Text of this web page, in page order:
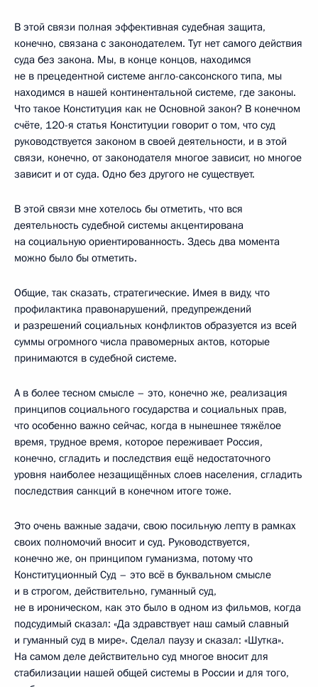
В этой связи полная эффективная судебная защита,
конечно, связана с законодателем. Тут нет самого действия
суда без закона. Мы, в конце концов, находимся
не в прецедентной системе англо-саксонского типа, мы
находимся в нашей континентальной системе, где законы.
Что такое Конституция как не Основной закон? В конечном
счёте, 120-я статья Конституции говорит о том, что суд
руководствуется законом в своей деятельности, и в этой
связи, конечно, от законодателя многое зависит, но многое
зависит и от суда. Одно без другого не существует.
В этой связи мне хотелось бы отметить, что вся
деятельность судебной системы акцентирована
на социальную ориентированность. Здесь два момента
можно было бы отметить.
Общие, так сказать, стратегические. Имея в виду, что
профилактика правонарушений, предупреждений
и разрешений социальных конфликтов образуется из всей
суммы огромного числа правомерных актов, которые
принимаются в судебной системе.
А в более тесном смысле – это, конечно же, реализация
принципов социального государства и социальных прав,
что особенно важно сейчас, когда в нынешнее тяжёлое
время, трудное время, которое переживает Россия,
конечно, сгладить и последствия ещё недостаточного
уровня наиболее незащищённых слоев населения, сгладить
последствия санкций в конечном итоге тоже.
Это очень важные задачи, свою посильную лепту в рамках
своих полномочий вносит и суд. Руководствуется,
конечно же, он принципом гуманизма, потому что
Конституционный Суд – это всё в буквальном смысле
и в строгом, действительно, гуманный суд,
не в ироническом, как это было в одном из фильмов, когда
подсудимый сказал: «Да здравствует наш самый славный
и гуманный суд в мире». Сделал паузу и сказал: «Шутка».
На самом деле действительно суд многое вносит для
стабилизации нашей общей системы в России и для того,